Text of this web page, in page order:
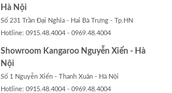
Hà Nội
Số 231 Trần Đại Nghĩa - Hai Bà Trưng - Tp.HN
Hotline: 0915.48.4004 - 0969.48.4004
Showroom Kangaroo Nguyễn Xiển - Hà
Nội
Số 1 Nguyễn Xiển - Thanh Xuân - Hà Nội
Hotline: 0915.48.4004 - 0969.48.4004